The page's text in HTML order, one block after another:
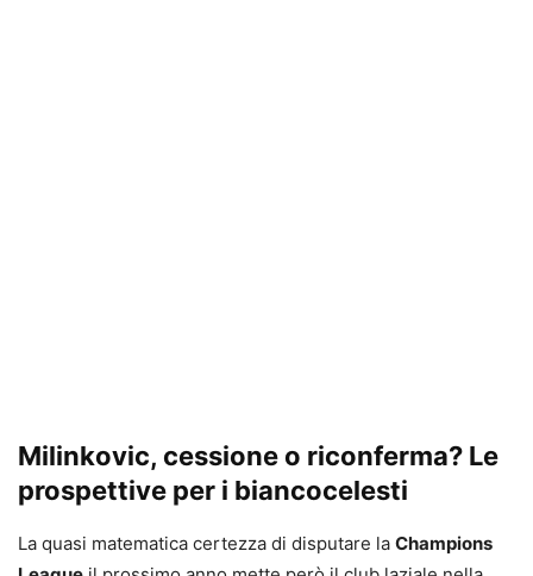
Milinkovic, cessione o riconferma? Le
prospettive per i biancocelesti
La quasi matematica certezza di disputare la Champions